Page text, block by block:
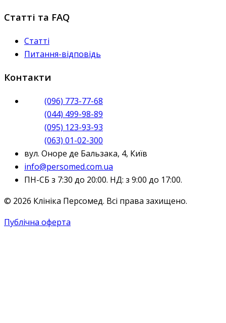
Статті та FAQ
Статті
Питання-відповідь
Контакти
(096) 773-77-68
(044) 499-98-89
(095) 123-93-93
(063) 01-02-300
вул. Оноре де Бальзака, 4, Київ
info@persomed.com.ua
ПН-СБ з 7:30 до 20:00. НД: з 9:00 до 17:00.
© 2026 Клініка Персомед. Всі права захищено.
Публічна оферта